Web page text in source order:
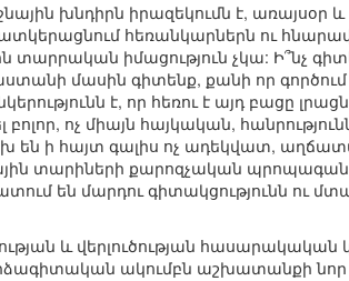
խնդիրն իրազեկումն է, առայսօր և
հեռանկարներն ու
տարրական իմացություն չկա: Ի՞նչ
մասին գիտենք, քանի որ
է, որ հեռու է այդ բացը
բոլոր, ոչ միայն հայկական,
ի հայտ գալիս ոչ ադեկվատ,
տարիների քարոզչական
են մարդու գիտակցությունն ու
և վերլուծության
ակումբն աշխատանքի նոր